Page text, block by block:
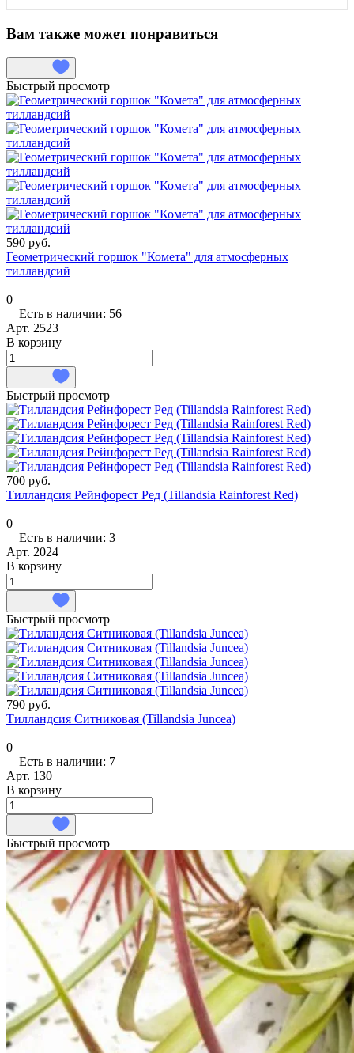
Вам также может понравиться
Быстрый просмотр
590 руб.
Геометрический горшок "Комета" для атмосферных
тилландсий
0
Есть в наличии: 56
Арт. 2523
В корзину
Быстрый просмотр
700 руб.
Тилландсия Рейнфорест Ред (Tillandsia Rainforest Red)
0
Есть в наличии: 3
Арт. 2024
В корзину
Быстрый просмотр
790 руб.
Тилландсия Ситниковая (Tillandsia Juncea)
0
Есть в наличии: 7
Арт. 130
В корзину
Быстрый просмотр